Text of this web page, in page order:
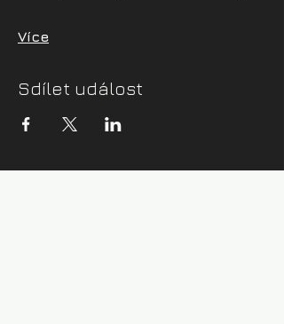
Více
Sdílet událost